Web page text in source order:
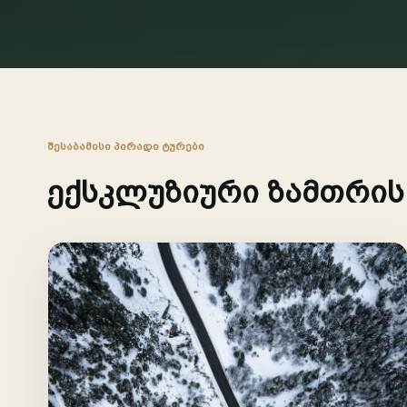
ᲨᲔᲡᲐᲑᲐᲛᲘᲡᲘ ᲞᲘᲠᲐᲓᲘ ᲢᲣᲠᲔᲑᲘ
ექსკლუზიური